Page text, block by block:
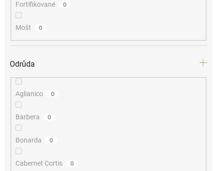
Fortifikované 0
Mošt 0
Odrůda
Aglianico 0
Barbera 0
Bonarda 0
Cabernet Cortis 0